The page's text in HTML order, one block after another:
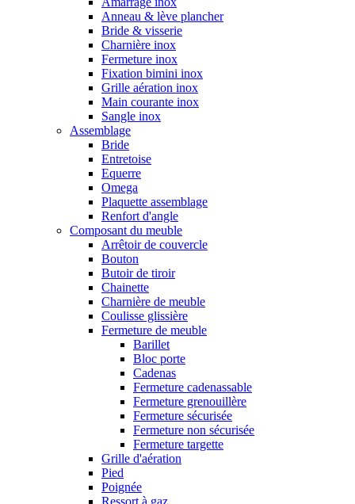
Anneau & lève plancher
Bride & visserie
Charnière inox
Fermeture inox
Fixation bimini inox
Grille aération inox
Main courante inox
Sangle inox
Assemblage
Bride
Entretoise
Equerre
Omega
Plaquette assemblage
Renfort d'angle
Composant du meuble
Arrêtoir de couvercle
Bouton
Butoir de tiroir
Chainette
Charnière de meuble
Coulisse glissière
Fermeture de meuble
Barillet
Bloc porte
Cadenas
Fermeture cadenassable
Fermeture grenouillère
Fermeture sécurisée
Fermeture non sécurisée
Fermeture targette
Grille d'aération
Pied
Poignée
Ressort à gaz